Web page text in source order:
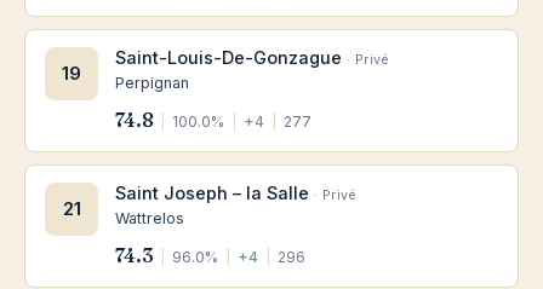
19
Saint-Louis-De-Gonzague · Privé
Perpignan
74.8 100.0% +4 277
21
Saint Joseph – la Salle · Privé
Wattrelos
74.3 96.0% +4 296